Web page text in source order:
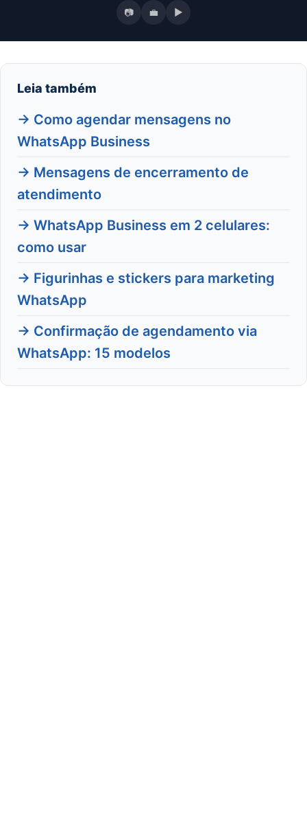
📷 💼 ▶
Leia também
→ Como agendar mensagens no
WhatsApp Business
→ Mensagens de encerramento de
atendimento
→ WhatsApp Business em 2 celulares:
como usar
→ Figurinhas e stickers para marketing
WhatsApp
→ Confirmação de agendamento via
WhatsApp: 15 modelos